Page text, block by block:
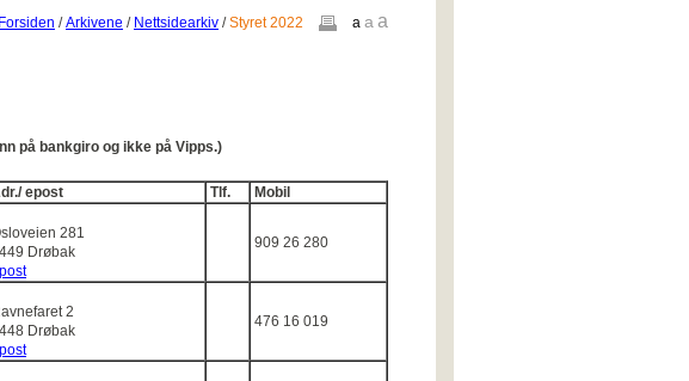
Forsiden /Arkivene / Nettsidearkiv /Styret 2022 a a a
på bankgiro og ikke på Vipps.)
epost Tlf. Mobil
281
Drøbak
909 26 280
2
Drøbak
476 16 019